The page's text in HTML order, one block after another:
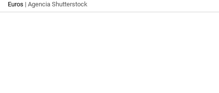
Euros | Agencia Shutterstock